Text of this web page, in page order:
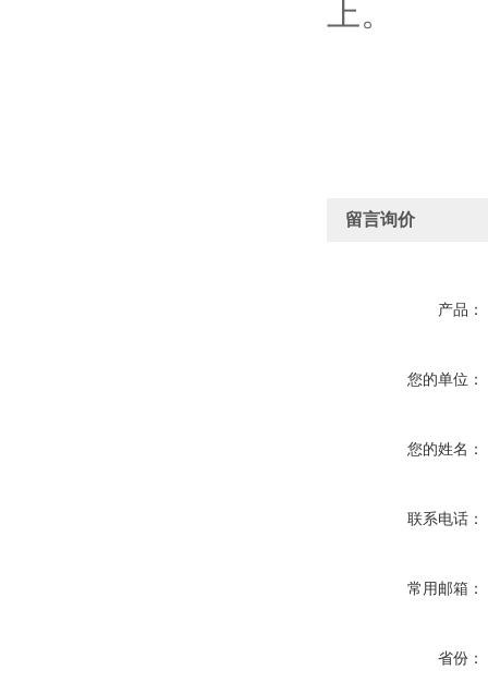
上。
留言询价
产品：
您的单位：
您的姓名：
联系电话：
常用邮箱：
省份：